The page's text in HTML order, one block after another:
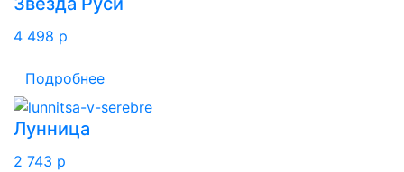
4 498 p
Подробнее
Лунница
2 743 p